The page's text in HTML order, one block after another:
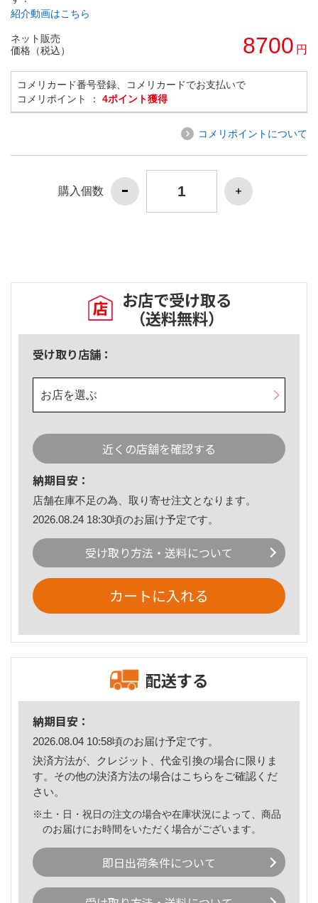
紹介動画はこちら
ネット販売
価格（税込）
8700 円
コメリカード番号登録、コメリカードでお支払いで
コメリポイント ： 4ポイント獲得
コメリポイントについて
購入個数
お店で受け取る
（送料無料）
受け取り店舗：
お店を選ぶ
近くの店舗を確認する
納期目安：
店舗在庫不足の為、取り寄せ注文となります。
2026.08.24 18:30頃のお届け予定です。
受け取り方法・送料について
カートに入れる
配送する
納期目安：
2026.08.04 10:58頃のお届け予定です。
決済方法が、クレジット、代金引換の場合に限りま
す。その他の決済方法の場合はこちら をご確認くだ
さい。
※土・日・祝日の注文の場合や在庫状況によって、商品
のお届けにお時間をいただく場合がございます。
即日出荷条件について